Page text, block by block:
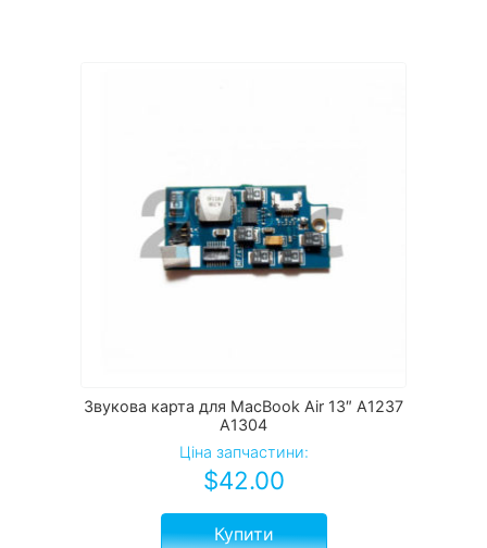
Звукова карта для MacBook Air 13″ A1237
A1304
Ціна запчастини:
$42.00
Купити